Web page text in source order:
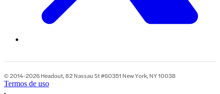
© 2014-2026 Headout, 82 Nassau St #60351 New York, NY 10038
Termos de uso